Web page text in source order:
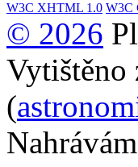
W3C XHTML 1.0 W3C
© 2026
Vytištěno
(